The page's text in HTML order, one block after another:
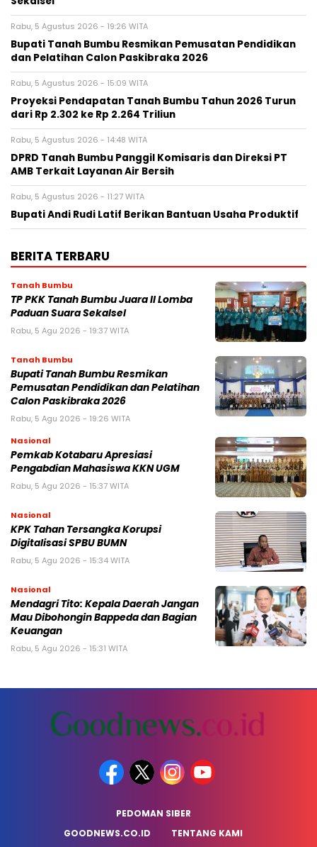
Rabu, 5 Agustus 2026 - 19:26 WITA
Bupati Tanah Bumbu Resmikan Pemusatan Pendidikan
dan Pelatihan Calon Paskibraka 2026
Rabu, 5 Agustus 2026 - 15:09 WITA
Proyeksi Pendapatan Tanah Bumbu Tahun 2026 Turun
dari Rp 2.302 ke Rp 2.264 Triliun
Rabu, 5 Agustus 2026 - 14:48 WITA
DPRD Tanah Bumbu Panggil Komisaris dan Direksi PT
AMB Terkait Layanan Air Bersih
Rabu, 5 Agustus 2026 - 11:27 WITA
Bupati Andi Rudi Latif Berikan Bantuan Usaha Produktif
BERITA TERBARU
Tanah Bumbu
TP PKK Tanah Bumbu Juara II Lomba
Paduan Suara Sekalsel
Rabu, 5 Agu 2026 - 19:37 WITA
Tanah Bumbu
Bupati Tanah Bumbu Resmikan
Pemusatan Pendidikan dan Pelatihan
Calon Paskibraka 2026
Rabu, 5 Agu 2026 - 19:26 WITA
Nasional
Pemkab Kotabaru Apresiasi
Pengabdian Mahasiswa KKN UGM
Rabu, 5 Agu 2026 - 15:37 WITA
Nasional
KPK Tahan Tersangka Korupsi
Digitalisasi SPBU BUMN
Rabu, 5 Agu 2026 - 15:34 WITA
Nasional
Mendagri Tito: Kepala Daerah Jangan
Mau Dibohongin Bappeda dan Bagian
Keuangan
Rabu, 5 Agu 2026 - 15:31 WITA
PEDOMAN SIBER
GOODNEWS.CO.ID
TENTANG KAMI